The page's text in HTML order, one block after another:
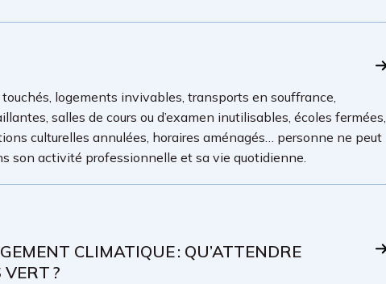
logements invivables, transports en souffrance,
salles de cours ou d’examen inutilisables, écoles fermées,
culturelles annulées, horaires aménagés… personne ne peut
son activité professionnelle et sa vie quotidienne.
CLIMATIQUE : QU’ATTENDRE
?